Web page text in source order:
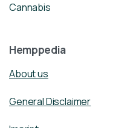
Cannabis
Hemppedia
About us
General Disclaimer